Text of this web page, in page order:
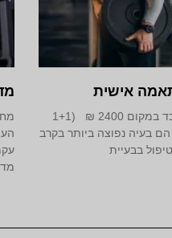
אישית
מדרסים מאוחדת 750 ₪ בלבד במקום 2400 ₪ (1+1
בעיה נפוצה ביותר בקרב
בבעיית